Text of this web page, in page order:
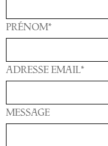
PRÉNOM*
ADRESSE EMAIL*
MESSAGE